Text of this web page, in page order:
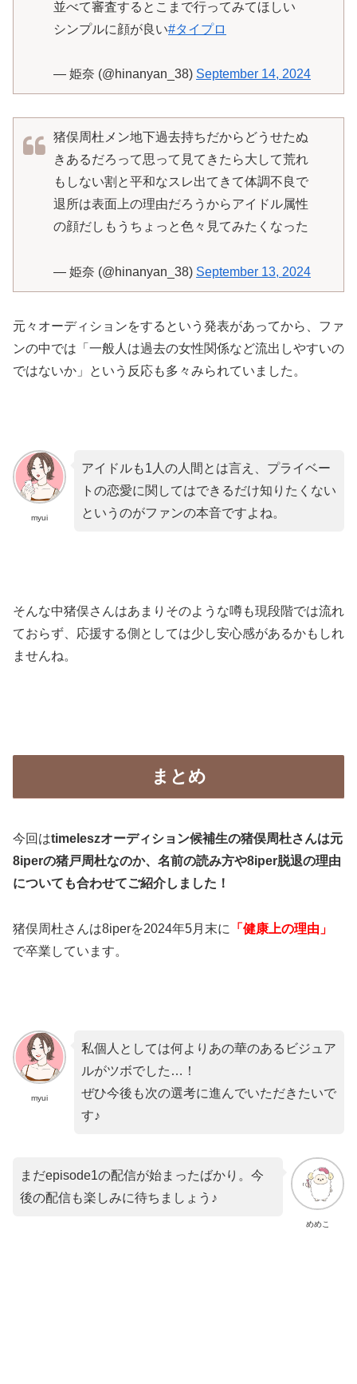
並べて審査するとこまで行ってみてほしい
シンプルに顔が良い#タイプロ
— 姫奈 (@hinanyan_38) September 14, 2024
猪俣周杜メン地下過去持ちだからどうせたぬ
きあるだろって思って見てきたら大して荒れ
もしない割と平和なスレ出てきて体調不良で
退所は表面上の理由だろうからアイドル属性
の顔だしもうちょっと色々見てみたくなった
— 姫奈 (@hinanyan_38) September 13, 2024
元々オーディションをするという発表があってから、ファ
ンの中では「一般人は過去の女性関係など流出しやすいの
ではないか」という反応も多々みられていました。
myui
アイドルも1人の人間とは言え、プライベー
トの恋愛に関してはできるだけ知りたくない
というのがファンの本音ですよね。
そんな中猪俣さんはあまりそのような噂も現段階では流れ
ておらず、応援する側としては少し安心感があるかもしれ
ませんね。
まとめ
今回はtimeleszオーディション候補生の猪俣周杜さんは元
8iperの猪戸周杜なのか、名前の読み方や8iper脱退の理由
についても合わせてご紹介しました！
猪俣周杜さんは8iperを2024年5月末に
「健康上の理由」
で卒業しています。
myui
私個人としては何よりあの華のあるビジュア
ルがツボでした…！
ぜひ今後も次の選考に進んでいただきたいで
す♪
めめこ
まだepisode1の配信が始まったばかり。今
後の配信も楽しみに待ちましょう♪